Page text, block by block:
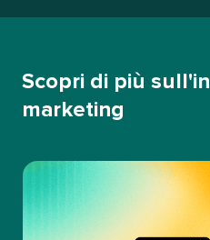
Scopri di più
marketing​​